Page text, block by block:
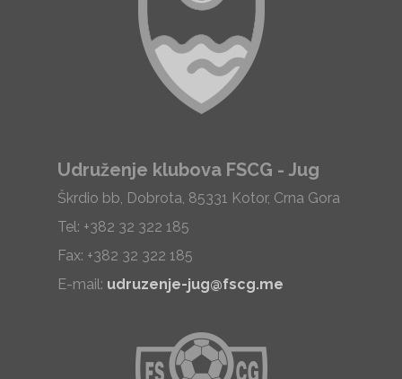
Udruženje klubova FSCG - Jug
Škrdio bb, Dobrota, 85331 Kotor, Crna Gora
Tel: +382 32 322 185
Fax: +382 32 322 185
E-mail: udruzenje-jug@fscg.me